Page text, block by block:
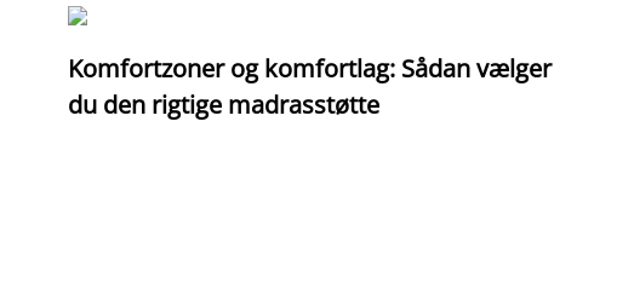
Komfortzoner og komfortlag: Sådan vælger
du den rigtige madrasstøtte